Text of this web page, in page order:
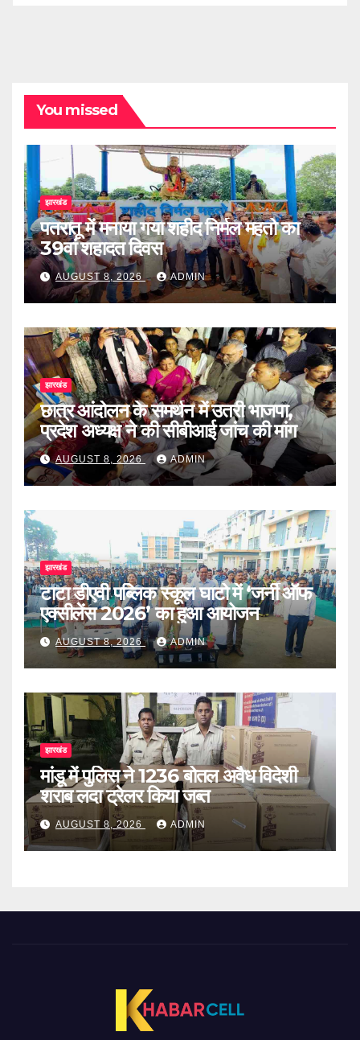
You missed
झारखंड
पतरातू में मनाया गया शहीद निर्मल महतो का
39वां शहादत दिवस
AUGUST 8, 2026 ADMIN
झारखंड
छात्र आंदोलन के समर्थन में उतरी भाजपा,
प्रदेश अध्यक्ष ने की सीबीआई जांच की मांग
AUGUST 8, 2026 ADMIN
झारखंड
टाटा डीएवी पब्लिक स्कूल घाटो में ‘जर्नी ऑफ
एक्सीलेंस 2026’ का हुआ आयोजन
AUGUST 8, 2026 ADMIN
झारखंड
मांडू में पुलिस ने 1236 बोतल अवैध विदेशी
शराब लदा ट्रेलर किया जब्त
AUGUST 8, 2026 ADMIN